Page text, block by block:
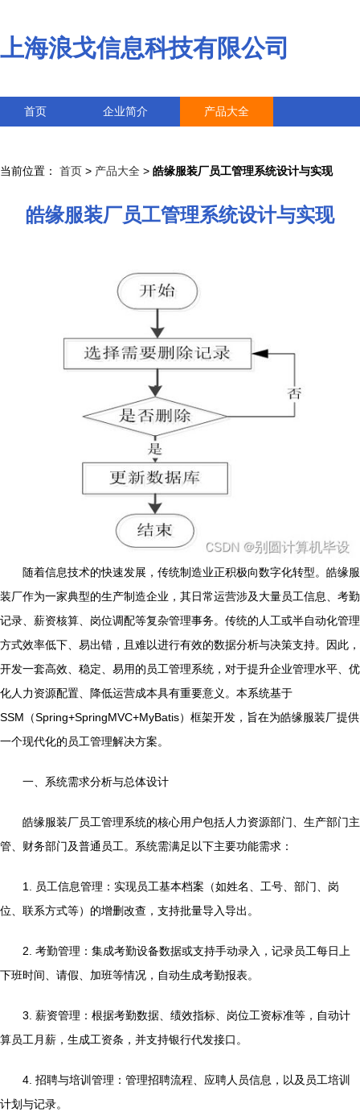
上海浪戈信息科技有限公司
首页 企业简介 产品大全
当前位置： 首页 > 产品大全 > 皓缘服装厂员工管理系统设计与实现
皓缘服装厂员工管理系统设计与实现
随着信息技术的快速发展，传统制造业正积极向数字化转型。皓缘服
装厂作为一家典型的生产制造企业，其日常运营涉及大量员工信息、考勤
记录、薪资核算、岗位调配等复杂管理事务。传统的人工或半自动化管理
方式效率低下、易出错，且难以进行有效的数据分析与决策支持。因此，
开发一套高效、稳定、易用的员工管理系统，对于提升企业管理水平、优
化人力资源配置、降低运营成本具有重要意义。本系统基于
SSM（Spring+SpringMVC+MyBatis）框架开发，旨在为皓缘服装厂提供
一个现代化的员工管理解决方案。
一、系统需求分析与总体设计
皓缘服装厂员工管理系统的核心用户包括人力资源部门、生产部门主
管、财务部门及普通员工。系统需满足以下主要功能需求：
1. 员工信息管理：实现员工基本档案（如姓名、工号、部门、岗
位、联系方式等）的增删改查，支持批量导入导出。
2. 考勤管理：集成考勤设备数据或支持手动录入，记录员工每日上
下班时间、请假、加班等情况，自动生成考勤报表。
3. 薪资管理：根据考勤数据、绩效指标、岗位工资标准等，自动计
算员工月薪，生成工资条，并支持银行代发接口。
4. 招聘与培训管理：管理招聘流程、应聘人员信息，以及员工培训
计划与记录。